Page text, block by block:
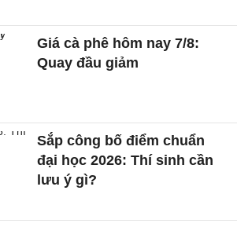
Giá cà phê hôm nay 7/8:
Quay đầu giảm
Sắp công bố điểm chuẩn
đại học 2026: Thí sinh cần
lưu ý gì?